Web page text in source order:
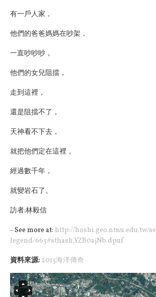
有一戶人家，
他們的爸爸媽媽在吵架，
一直吵吵吵，
他們的女兒阻擋，
走到這裡，
還是阻擋不了，
天神看不下去，
就把他們定在這裡，
經過數千年，
就變岩石了。
訪者:林毅信
- See more at: http://hoshi.geo.ntnu.edu.tw/
legend/663#sthash.YZB0ajNb.dpuf
資料來源: 2015海洋傳奇